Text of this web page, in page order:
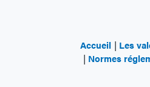
Accueil Les
Normes